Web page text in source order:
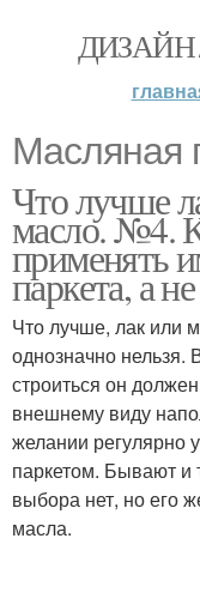
ДИЗАЙН
Масляная
Что лучше
масло. №4.
применять
паркета, а
Что лучше, лак или
однозначно нельзя.
строиться он
внешнему виду
желании регулярно
паркетом. Бывают и
выбора нет, но его
масла.